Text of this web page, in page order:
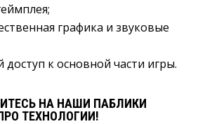
графика и звуковые
доступ к основной части игры.
НА НАШИ ПАБЛИКИ
ТЕХНОЛОГИИ!